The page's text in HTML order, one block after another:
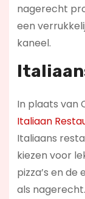
nagerecht
een
kaneel.
In plaats van
Italiaan
Italiaans
kiezen voor
pizza’s en
als